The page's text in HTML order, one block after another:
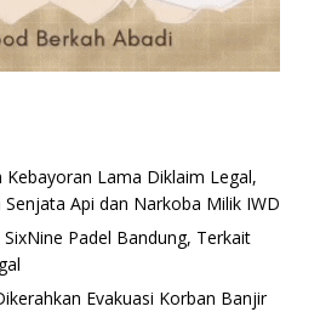
Lama Diklaim Legal,
Api dan Narkoba Milik IWD
Padel Bandung, Terkait
Evakuasi Korban Banjir